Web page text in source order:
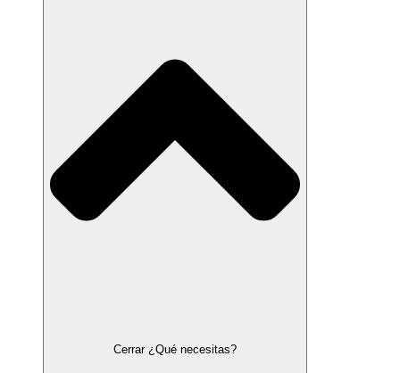
Cerrar ¿Qué necesitas?